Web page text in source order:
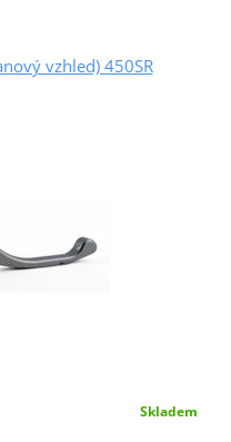
vzhled) 450SR
Skladem